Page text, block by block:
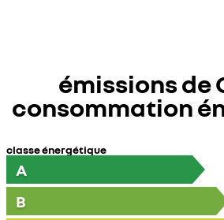
émissions de
consommation
classe énergétique
A
B